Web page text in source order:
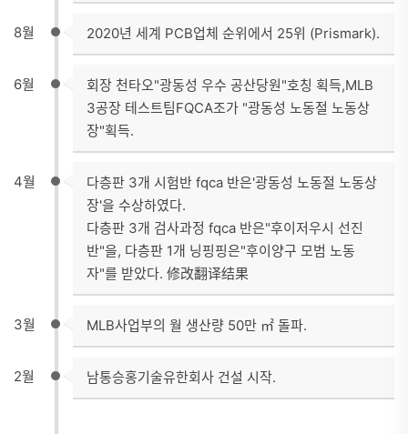
8월 2020년 세계 PCB업체 순위에서 25위 (Prismark).
6월
회장 천타오"광동성 우수 공산당원"호칭 획득,MLB
3공장 테스트팀FQCA조가 "광동성 노동절 노동상
장"획득.
4월
다층판 3개 시험반 fqca 반은'광동성 노동절 노동상
장'을 수상하였다.
다층판 3개 검사과정 fqca 반은"후이저우시 선진
반"을, 다층판 1개 닝핑핑은"후이양구 모범 노동
자"를 받았다. 修改翻译结果
3월 MLB사업부의 월 생산량 50만 ㎡ 돌파.
2월 남통승홍기술유한회사 건설 시작.